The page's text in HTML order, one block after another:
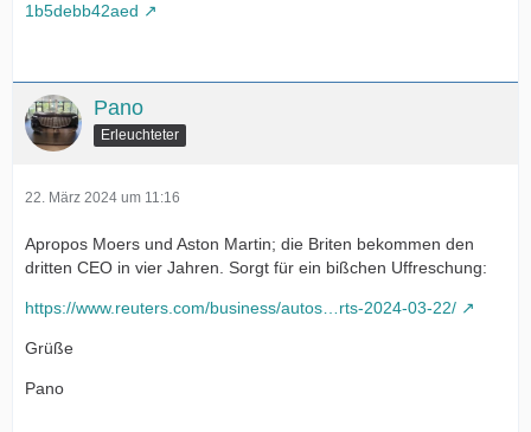
1b5debb42aed
Pano
Erleuchteter
22. März 2024 um 11:16
Apropos Moers und Aston Martin; die Briten bekommen den
dritten CEO in vier Jahren. Sorgt für ein bißchen Uffreschung:
https://www.reuters.com/business/autos…rts-2024-03-22/
Grüße
Pano